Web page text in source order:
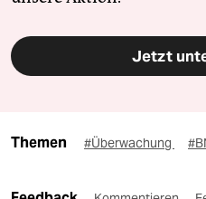
Jetzt
Themen #Überwachung